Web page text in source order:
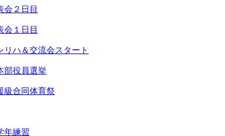
２日目
１日目
ハ＆交流会スタート
役員選挙
合同体育祭
練習